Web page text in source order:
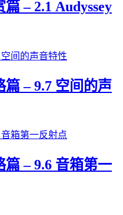
– 2.1 Audyssey
– 9.7 空间的声
– 9.6 音箱第一